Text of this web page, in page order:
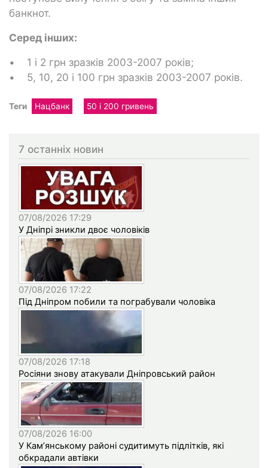
банкнот.
Серед інших:
• 1 і 2 грн зразків 2003-2007 років;
• 5, 10, 20 і 100 грн зразків 2003-2007 років.
Теги Нацбанк 50 і 200 гривень
7 останніх новин
07/08/2026 17:29
У Дніпрі зникли двоє чоловіків
07/08/2026 17:22
Під Дніпром побили та пограбували чоловіка
07/08/2026 17:18
Росіяни знову атакували Дніпровський район
07/08/2026 16:00
У Кам’янському районі судитимуть підлітків, які
обкрадали автівки